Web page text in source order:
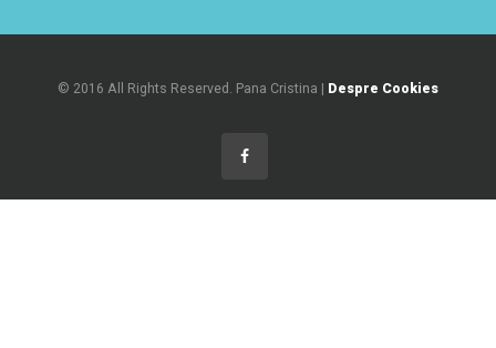
© 2016 All Rights Reserved. Pana Cristina | Despre Cookies